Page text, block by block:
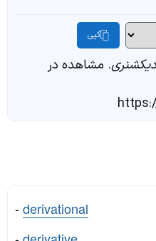
کپی
. مشاهده در
-derivational